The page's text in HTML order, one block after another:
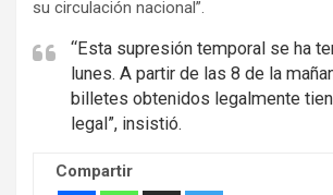
su circulación nacional”.
“Esta supresión temporal se ha
lunes. A partir de las 8 de la
billetes obtenidos legalmente
legal”, insistió.
Compartir